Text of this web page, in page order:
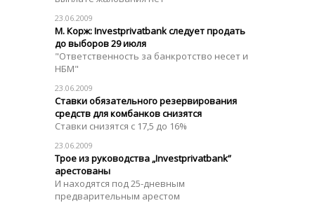
23.06.2009
М. Корж: Investprivatbank следует продать
до выборов 29 июля
"Ответственность за банкротство несет и
НБМ"
23.06.2009
Ставки обязательного резервирования
средств для комбанков снизятся
Ставки снизятся с 17,5 до 16%
23.06.2009
Трое из руководства „Investprivatbank”
арестованы
И находятся под 25-дневным
предварительным арестом